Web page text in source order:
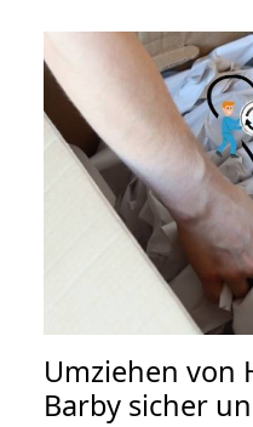
Umziehen von
Barby sicher